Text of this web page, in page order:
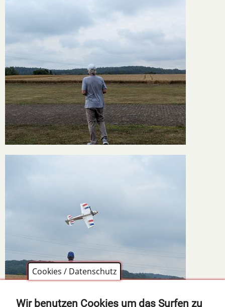
Cookies / Datenschutz
Wir benutzen Cookies um das Surfen zu